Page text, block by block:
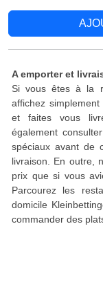
A emporter et
Si vous êtes à la
affichez
et faites vous
également
spéciaux avant de
livraison. En outre,
prix que si vous
Parcourez les
domicile
commander des